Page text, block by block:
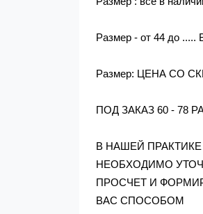
Размер - от 44 до .....
Размер: ЦЕНА СО
ПОД ЗАКАЗ 60 - 78
В НАШЕЙ
НЕОБХОДИМО
ПРОСЧЕТ И
ВАС СПОСОБОМ